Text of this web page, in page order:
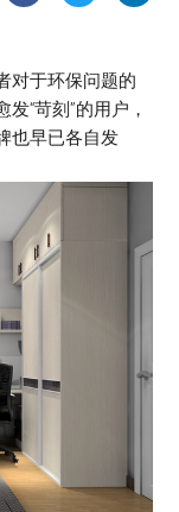
对于环保问题的
“苛刻”的用户，
也早已各自发